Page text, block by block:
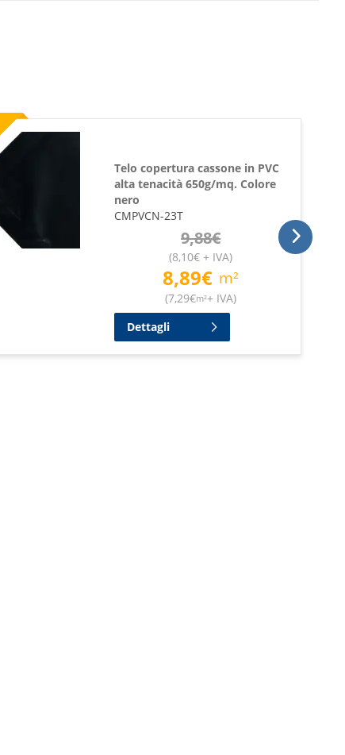
Telo copertura cassone in PVC
alta tenacità 650g/mq. Colore
nero
CMPVCN-23T
9,88€
(8,10€ + IVA)
8,89€ m²
(7,29€m²+ IVA)
Dettagli